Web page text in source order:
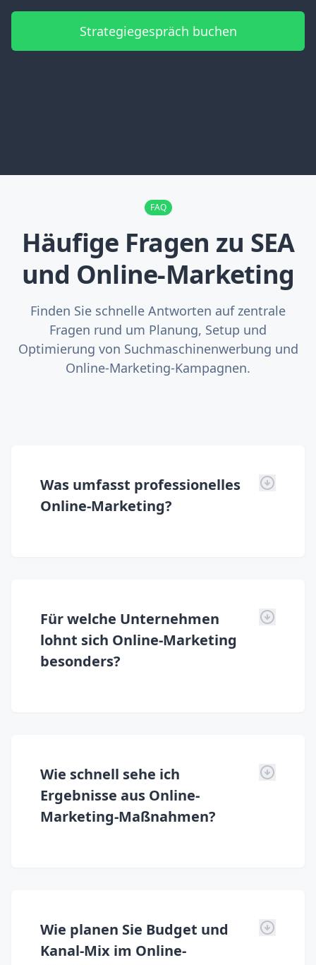
Strategiegespräch buchen
FAQ
Häufige Fragen zu SEA
und Online-Marketing
Finden Sie schnelle Antworten auf zentrale
Fragen rund um Planung, Setup und
Optimierung von Suchmaschinenwerbung und
Online-Marketing-Kampagnen.
Was umfasst professionelles
Online-Marketing?
Für welche Unternehmen
lohnt sich Online-Marketing
besonders?
Wie schnell sehe ich
Ergebnisse aus Online-
Marketing-Maßnahmen?
Wie planen Sie Budget und
Kanal-Mix im Online-